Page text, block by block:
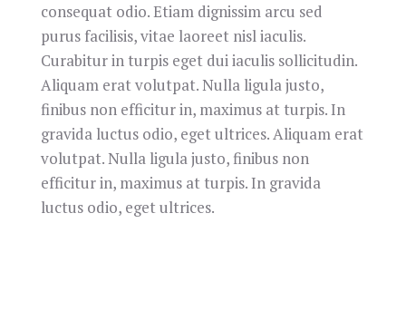
consequat odio. Etiam dignissim arcu sed
purus facilisis, vitae laoreet nisl iaculis.
Curabitur in turpis eget dui iaculis sollicitudin.
Aliquam erat volutpat. Nulla ligula justo,
finibus non efficitur in, maximus at turpis. In
gravida luctus odio, eget ultrices. Aliquam erat
volutpat. Nulla ligula justo, finibus non
efficitur in, maximus at turpis. In gravida
luctus odio, eget ultrices.